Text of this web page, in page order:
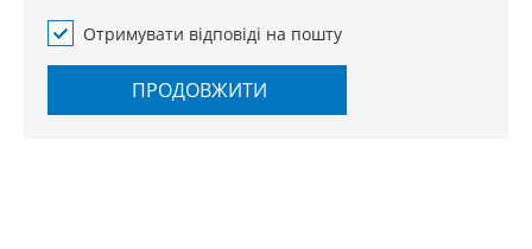
Отримувати відповіді на пошту
ПРОДОВЖИТИ